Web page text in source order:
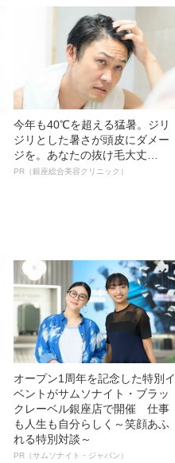
語る”《日本興収70億円突破》
今年も40℃を超える猛暑。ジリ
ジリとした暑さが頭皮にダメー
ジを。あなたの抜け毛大丈
夫！？
PR（銀座総合美容クリニック）
オープン1周年を記念した特別イ
ベントがサムソナイト・ブラッ
クレーベル銀座店で開催 仕事
も人生も自分らしく～笑顔あふ
れる特別対談～
PR（サムソナイト・ジャパン）